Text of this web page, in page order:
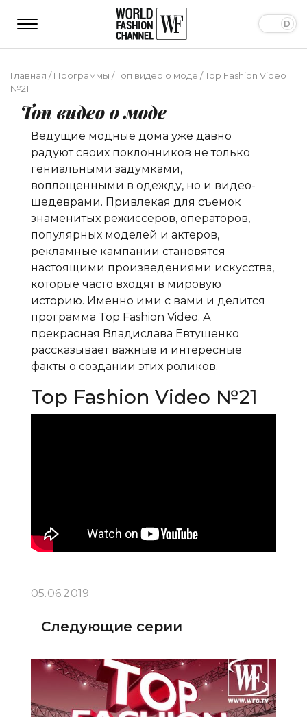
Главная /Программы /Топ видео о моде /Top Fashion Video
№21
Топ видео о моде
Ведущие модные дома уже давно
радуют своих поклонников не только
гениальными задумками,
воплощенными в одежду, но и видео-
шедеврами. Привлекая для съемок
знаменитых режиссеров, операторов,
популярных моделей и актеров,
рекламные кампании становятся
настоящими произведениями искусства,
которые часто входят в мировую
историю. Именно ими с вами и делится
программа Top Fashion Video. А
прекрасная Владислава Евтушенко
рассказывает важные и интересные
факты о создании этих роликов.
Top Fashion Video №21
05.06.2019
Следующие серии